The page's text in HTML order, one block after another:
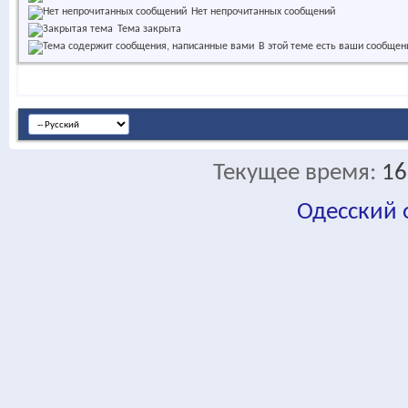
Нет непрочитанных сообщений
Тема закрыта
В этой теме есть ваши
Текущее время:
Одесский